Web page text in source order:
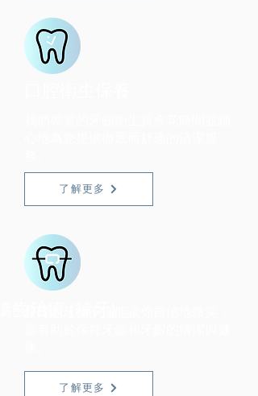
了解更多
了解更多